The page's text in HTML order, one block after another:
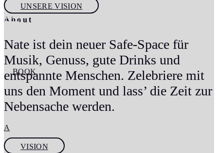
BOOK
A
UNSERE VISION
About
Nate ist dein neuer Safe-Space für
Musik, Genuss, gute Drinks und
entspannte Menschen. Zelebriere mit
uns den Moment und lass’ die Zeit zur
Nebensache werden.
VISION